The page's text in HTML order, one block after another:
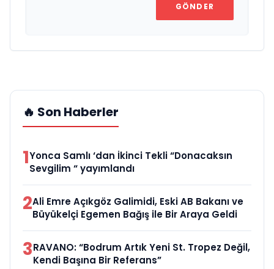
GÖNDER
🔥 Son Haberler
1Yonca Samlı ‘dan İkinci Tekli “Donacaksın
Sevgilim “ yayımlandı
2Ali Emre Açıkgöz Galimidi, Eski AB Bakanı ve
Büyükelçi Egemen Bağış ile Bir Araya Geldi
3RAVANO: “Bodrum Artık Yeni St. Tropez Değil,
Kendi Başına Bir Referans”